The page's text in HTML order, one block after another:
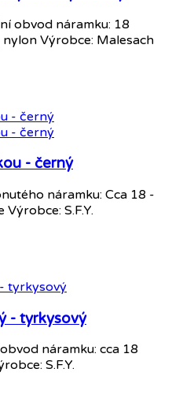
obvod náramku: 18
Výrobce: Malesach
- černý
náramku: Cca 18 -
S.F.Y.
- tyrkysový
náramku: cca 18
S.F.Y.